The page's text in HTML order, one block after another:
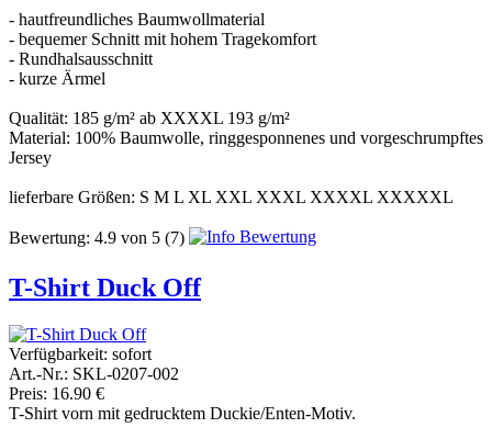
- hautfreundliches Baumwollmaterial
- bequemer Schnitt mit hohem Tragekomfort
- Rundhalsausschnitt
- kurze Ärmel
Qualität: 185 g/m² ab XXXXL 193 g/m²
Material: 100% Baumwolle, ringgesponnenes und vorgeschrumpftes
Jersey
lieferbare Größen: S M L XL XXL XXXL XXXXL XXXXXL
Bewertung: 4.9 von 5 (7)
T-Shirt Duck Off
Verfügbarkeit: sofort
Art.-Nr.: SKL-0207-002
Preis: 16.90 €
T-Shirt vorn mit gedrucktem Duckie/Enten-Motiv.